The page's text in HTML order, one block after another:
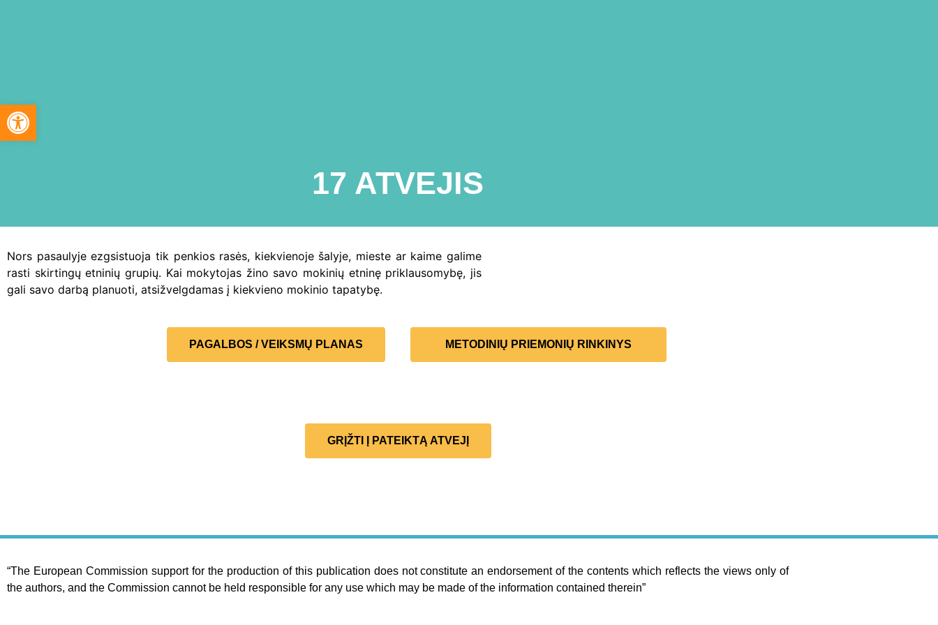
17 ATVEJIS
Nors pasaulyje ezgsistuoja tik penkios rasės, kiekvienoje šalyje, mieste ar kaime galime
rasti skirtingų etninių grupių. Kai mokytojas žino savo mokinių etninę priklausomybę, jis
gali savo darbą planuoti, atsižvelgdamas į kiekvieno mokinio tapatybę.
PAGALBOS / VEIKSMŲ PLANAS METODINIŲ PRIEMONIŲ RINKINYS
GRĮŽTI Į PATEIKTĄ ATVEJĮ
“The European Commission support for the production of this publication does not constitute an endorsement of the contents which reflects the views only of
the authors, and the Commission cannot be held responsible for any use which may be made of the information contained therein”
Open toolbar